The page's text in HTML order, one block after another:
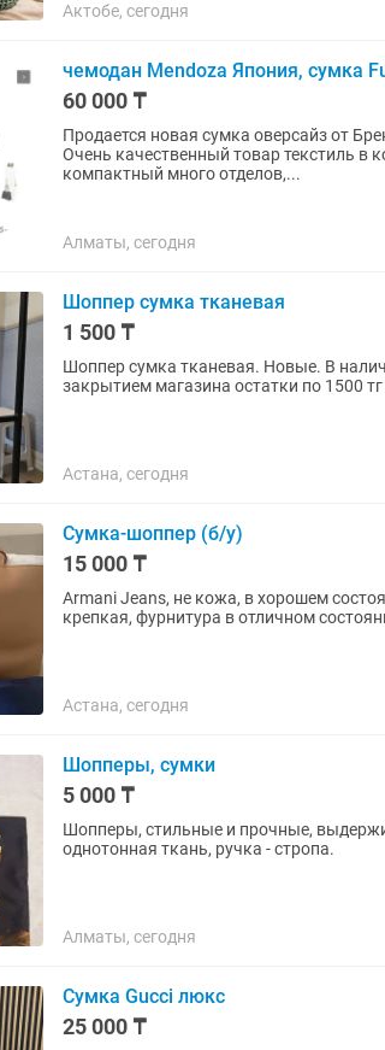
Актобе, сегодня
чемодан Mendoza Япония, сумка
60 000 ₸
Продается новая сумка оверсайз от
Очень качественный товар текстиль в
компактный много отделов,...
Алматы, сегодня
Шоппер сумка тканевая
1 500 ₸
Шоппер сумка тканевая. Новые. В
закрытием магазина остатки по 1500
Астана, сегодня
Сумка-шоппер (б/у)
15 000 ₸
Armani Jeans, не кожа, в хорошем
крепкая, фурнитура в отличном
Астана, сегодня
Шопперы, сумки
5 000 ₸
Шопперы, стильные и прочные,
однотонная ткань, ручка - стропа.
Алматы, сегодня
Сумка Gucci люкс
25 000 ₸